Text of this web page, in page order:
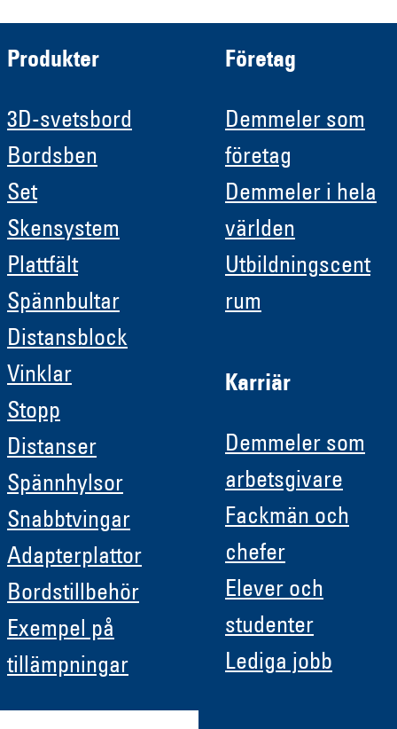
Produkter
3D-svetsbord
Bordsben
Set
Skensystem
Plattfält
Spännbultar
Distansblock
Vinklar
Stopp
Distanser
Spännhylsor
Snabbtvingar
Adapterplattor
Bordstillbehör
Exempel på
tillämpningar
Företag
Demmeler som
företag
Demmeler i hela
världen
Utbildningscent
rum
Karriär
Demmeler som
arbetsgivare
Fackmän och
chefer
Elever och
studenter
Lediga jobb